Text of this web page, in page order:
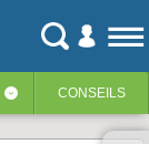
‹ CONSEILS